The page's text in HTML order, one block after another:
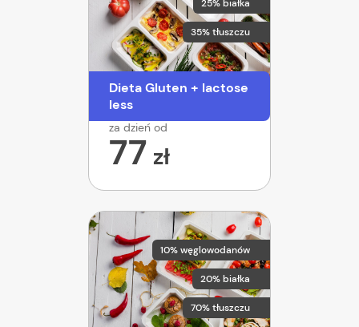
25% białka
35% tłuszczu
Dieta Gluten + lactose
less
za dzień od
77 zł
10% węglowodanów
20% białka
70% tłuszczu